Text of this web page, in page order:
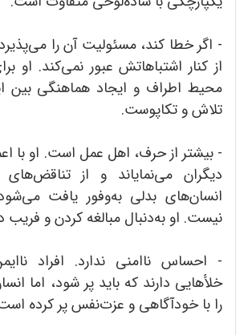
- اگر خطا کند، مسئولیت آن را
از کنار اشتباهاتش عبور نمی‌کند. او
محیط اطراف و ایجاد هماهنگی بین
تلاش و تکاپوست.
- بیشتر از حرف، اهل عمل است. او با
دیگران می‌نمایاند و از
انسان‌های بدلی به‌وفور یافت
نیست. او به‌دنبال مبالغه کردن و
- احساس ناامنی ندارد. افراد
خلأهایی دارند که باید پر شود، اما
را با خودآگاهی و عزت‌نفس پر کرده